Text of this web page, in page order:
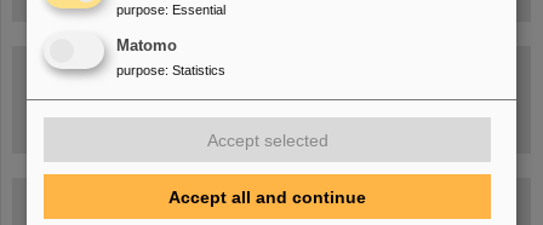
Besichtigung von GSI/FAIR –
purpose: Essential
Matomo
purpose: Statistics
Accept selected
Accept all and continue